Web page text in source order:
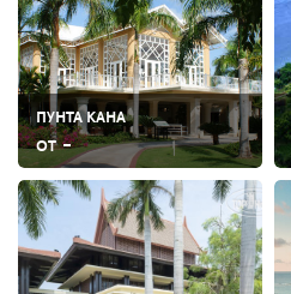
ПУНТА КАНА
ОТ -